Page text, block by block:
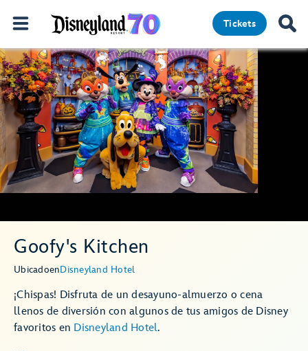
Tickets
Goofy's Kitchen
UbicadoenDisneyland Hotel
¡Chispas! Disfruta de un desayuno-almuerzo o cena
llenos de diversión con algunos de tus amigos de Disney
favoritos en Disneyland Hotel.